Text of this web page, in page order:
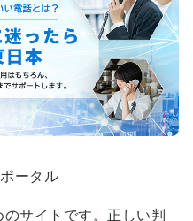
ータル
サイトです。正しい判